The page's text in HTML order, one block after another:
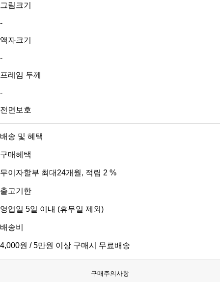
그림크기
-
액자크기
-
프레임 두께
-
전면보호
배송 및 혜택
구매혜택
무이자할부 최대24개월, 적립 2 %
출고기한
영업일 5일 이내 (휴무일 제외)
배송비
4,000원 / 5만원 이상 구매시 무료배송
구매주의사항